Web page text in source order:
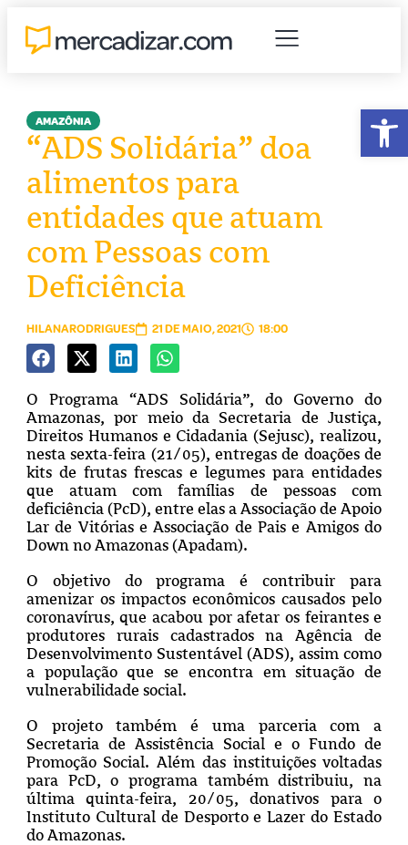
AMAZÔNIA
“ADS Solidária” doa
alimentos para
entidades que atuam
com Pessoas com
Deficiência
HILANARODRIGUES 21 DE MAIO, 2021 18:00
O Programa “ADS Solidária”, do Governo do
Amazonas, por meio da Secretaria de Justiça,
Direitos Humanos e Cidadania (Sejusc), realizou,
nesta sexta-feira (21/05), entregas de doações de
kits de frutas frescas e legumes para entidades
que atuam com famílias de pessoas com
deficiência (PcD), entre elas a Associação de Apoio
Lar de Vitórias e Associação de Pais e Amigos do
Down no Amazonas (Apadam).
O objetivo do programa é contribuir para
amenizar os impactos econômicos causados pelo
coronavírus, que acabou por afetar os feirantes e
produtores rurais cadastrados na Agência de
Desenvolvimento Sustentável (ADS), assim como
a população que se encontra em situação de
vulnerabilidade social.
O projeto também é uma parceria com a
Secretaria de Assistência Social e o Fundo de
Promoção Social. Além das instituições voltadas
para PcD, o programa também distribuiu, na
última quinta-feira, 20/05, donativos para o
Instituto Cultural de Desporto e Lazer do Estado
do Amazonas.